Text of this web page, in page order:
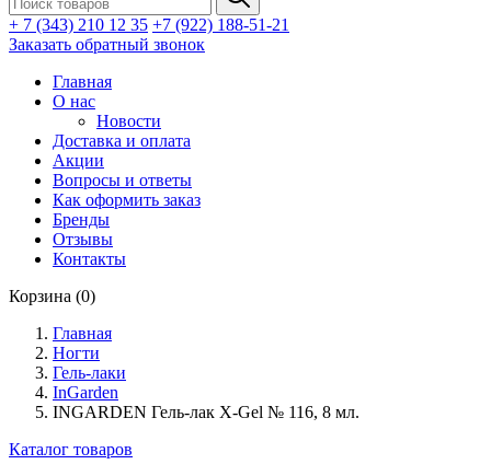
+ 7 (343) 210 12 35 +7 (922) 188-51-21
Заказать обратный звонок
Главная
О нас
Новости
Доставка и оплата
Акции
Вопросы и ответы
Как оформить заказ
Бренды
Отзывы
Контакты
Корзина (0)
Главная
Ногти
Гель-лаки
InGarden
INGARDEN Гель-лак X-Gel № 116, 8 мл.
Каталог товаров